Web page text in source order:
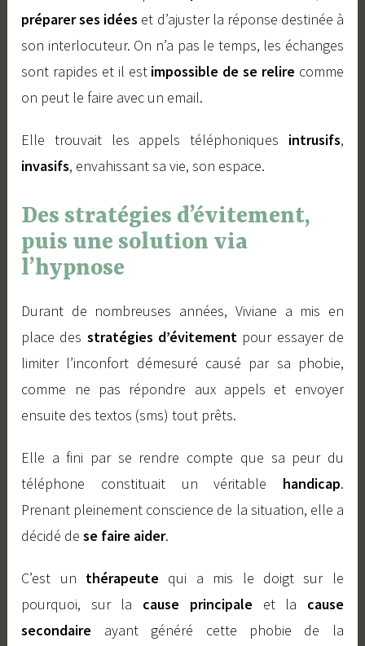
préparer ses idées et d’ajuster la réponse destinée à
son interlocuteur. On n’a pas le temps, les échanges
sont rapides et il est impossible de se relire comme
on peut le faire avec un email.
Elle trouvait les appels téléphoniques intrusifs,
invasifs, envahissant sa vie, son espace.
Des stratégies d’évitement,
puis une solution via
l’hypnose
Durant de nombreuses années, Viviane a mis en
place des stratégies d’évitement pour essayer de
limiter l’inconfort démesuré causé par sa phobie,
comme ne pas répondre aux appels et envoyer
ensuite des textos (sms) tout prêts.
Elle a fini par se rendre compte que sa peur du
téléphone constituait un véritable handicap.
Prenant pleinement conscience de la situation, elle a
décidé dese faire aider.
C’est un thérapeute qui a mis le doigt sur le
pourquoi, sur la cause principale et la cause
secondaire ayant généré cette phobie de la